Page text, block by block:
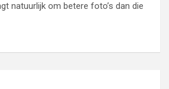
natuurlijk om betere foto’s dan die